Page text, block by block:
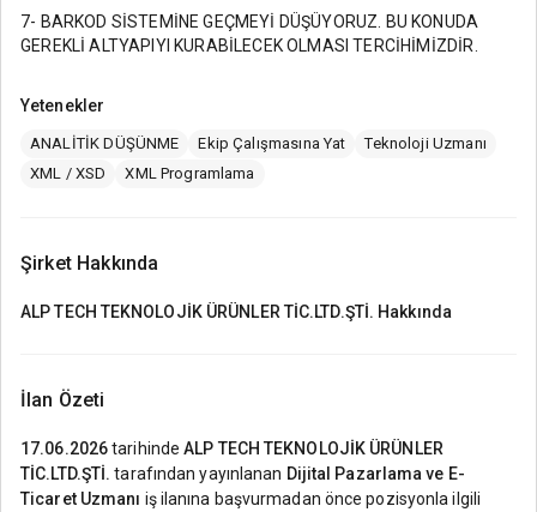
7- BARKOD SİSTEMİNE GEÇMEYİ DÜŞÜYORUZ. BU KONUDA
GEREKLİ ALTYAPIYI KURABİLECEK OLMASI TERCİHİMİZDİR.
Yetenekler
ANALİTİK DÜŞÜNME Ekip Çalışmasına Yat
Teknoloji Uzmanı
XML / XSD
XML Programlama
Şirket Hakkında
ALP TECH TEKNOLOJİK ÜRÜNLER TİC.LTD.ŞTİ. Hakkında
İlan Özeti
17.06.2026tarihindeALP TECH TEKNOLOJİK ÜRÜNLER
TİC.LTD.ŞTİ. tarafından yayınlanan Dijital Pazarlama ve E-
Ticaret Uzmanı iş ilanına başvurmadan önce pozisyonla ilgili